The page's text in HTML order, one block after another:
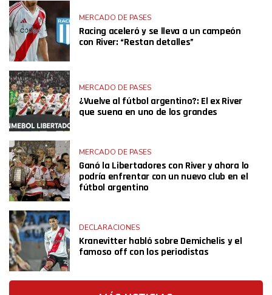
MERCADO DE PASES
Racing aceleró y se lleva a un campeón
con River: “Restan detalles”
MERCADO DE PASES
¿Vuelve al fútbol argentino?: El ex River
que suena en uno de los grandes
MERCADO DE PASES
Ganó la Libertadores con River y ahora lo
podría enfrentar con un nuevo club en el
fútbol argentino
DECLARACIONES
Kranevitter habló sobre Demichelis y el
famoso off con los periodistas